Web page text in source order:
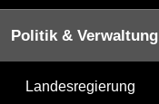
Politik & Verwaltung
Landesregierung